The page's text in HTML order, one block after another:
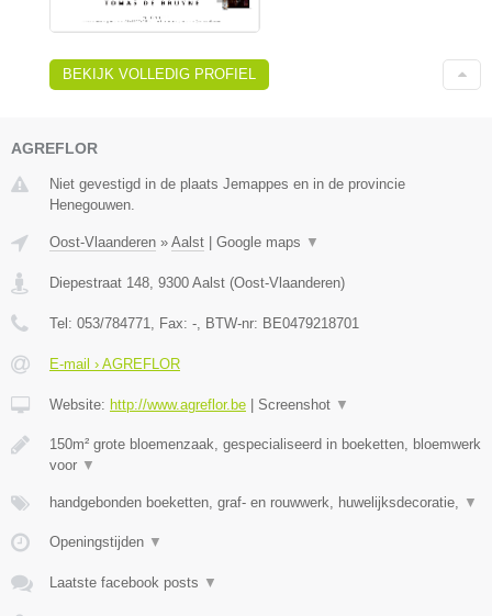
BEKIJK VOLLEDIG PROFIEL
AGREFLOR
Niet gevestigd in de plaats Jemappes en in de provincie
Henegouwen.
Oost-Vlaanderen » Aalst Google maps ▼
Diepestraat 148, 9300 Aalst (Oost-Vlaanderen)
Tel: 053/784771, Fax: -, BTW-nr: BE0479218701
E-mail › AGREFLOR
Website: http://www.agreflor.be Screenshot ▼
150m² grote bloemenzaak, gespecialiseerd in boeketten, bloemwerk
voor ▼
handgebonden boeketten, graf- en rouwwerk, huwelijksdecoratie, ▼
Openingstijden ▼
Laatste facebook posts ▼